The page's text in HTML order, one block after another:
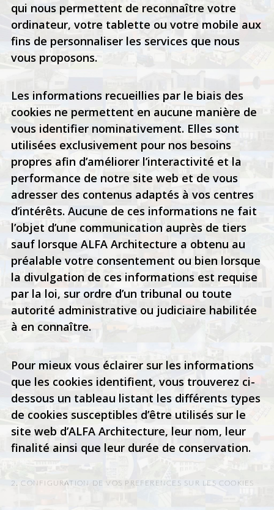
qui nous permettent de reconnaître votre
ordinateur, votre tablette ou votre mobile aux
fins de personnaliser les services que nous
vous proposons.
Les informations recueillies par le biais des
cookies ne permettent en aucune manière de
vous identifier nominativement. Elles sont
utilisées exclusivement pour nos besoins
propres afin d’améliorer l’interactivité et la
performance de notre site web et de vous
adresser des contenus adaptés à vos centres
d’intérêts. Aucune de ces informations ne fait
l’objet d’une communication auprès de tiers
sauf lorsque ALFA Architecture a obtenu au
préalable votre consentement ou bien lorsque
la divulgation de ces informations est requise
par la loi, sur ordre d’un tribunal ou toute
autorité administrative ou judiciaire habilitée
à en connaître.
Pour mieux vous éclairer sur les informations
que les cookies identifient, vous trouverez ci-
dessous un tableau listant les différents types
de cookies susceptibles d’être utilisés sur le
site web d’ALFA Architecture, leur nom, leur
finalité ainsi que leur durée de conservation.
2. CONFIGURATION DE VOS PREFERENCES SUR LES COOKIES